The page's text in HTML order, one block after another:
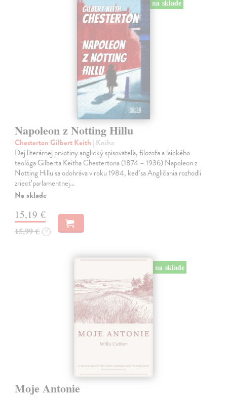
na sklade
Napoleon z Notting Hillu
Chesterton Gilbert Keith | Kniha
Dej literárnej prvotiny anglický spisovateľa, filozofa a laického
teológa Gilberta Keitha Chestertona (1874 – 1936) Napoleon z
Notting Hillu sa odohráva v roku 1984, keď sa Angličania rozhodli
zriecť parlamentnej…
Na sklade
15,19 €
15,99 € ?
na sklade
Moje Antonie